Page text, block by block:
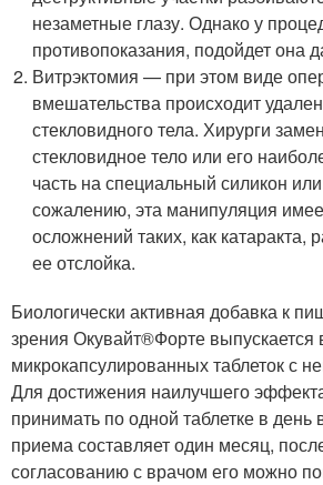
незаметные глазу. Однако у
противопоказания, подойдет она
Витрэктомия — при этом виде
вмешательства происходит
стекловидного тела. Хирурги
стекловидное тело или его
часть на специальный силикон
сожалению, эта манипуляция
осложнений таких, как катаракта,
ее отслойка.
Биологически активная добавка к
зрения Окувайт®Форте
микрокапсулированных таблеток с
Для достижения наилучшего
принимать по одной таблетке в
приема составляет один месяц,
согласованию с врачом его можно